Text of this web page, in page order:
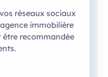
réseaux sociaux
immobilière
être recommandée